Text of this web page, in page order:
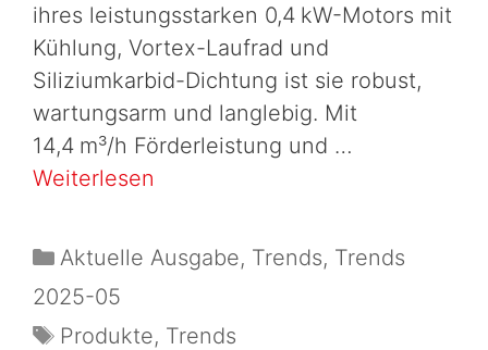
ihres leistungsstarken 0,4 kW-Motors mit
Kühlung, Vortex-Laufrad und
Siliziumkarbid-Dichtung ist sie robust,
wartungsarm und langlebig. Mit
14,4 m³/h Förderleistung und …
Weiterlesen
Aktuelle Ausgabe, Trends, Trends
2025-05
Produkte, Trends